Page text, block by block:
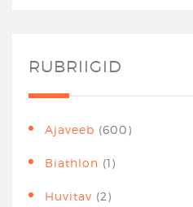
RUBRIIGID
Ajaveeb (600)
Biathlon (1)
Huvitav (2)